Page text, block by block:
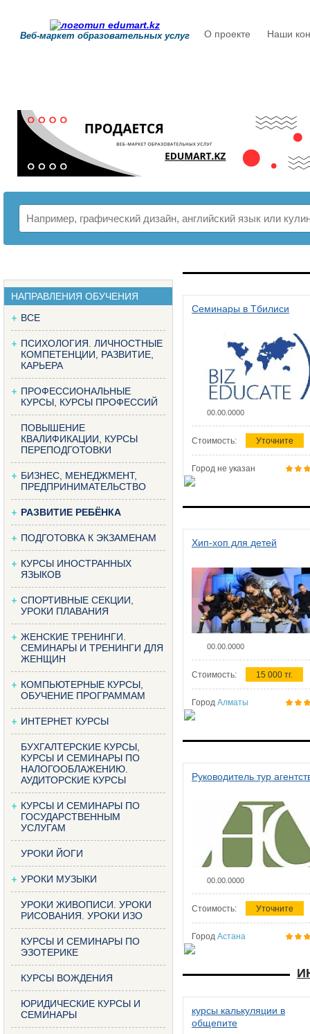
Веб-маркет образовательных услуг О проекте Наши
НАПРАВЛЕНИЯ ОБУЧЕНИЯ
ВСЕ
ПСИХОЛОГИЯ. ЛИЧНОСТНЫЕ
КОМПЕТЕНЦИИ, РАЗВИТИЕ,
КАРЬЕРА
ПРОФЕССИОНАЛЬНЫЕ
КУРСЫ, КУРСЫ ПРОФЕССИЙ
ПОВЫШЕНИЕ
КВАЛИФИКАЦИИ, КУРСЫ
ПЕРЕПОДГОТОВКИ
БИЗНЕС, МЕНЕДЖМЕНТ,
ПРЕДПРИНИМАТЕЛЬСТВО
РАЗВИТИЕ РЕБЁНКА
ПОДГОТОВКА К ЭКЗАМЕНАМ
КУРСЫ ИНОСТРАННЫХ
ЯЗЫКОВ
СПОРТИВНЫЕ СЕКЦИИ,
УРОКИ ПЛАВАНИЯ
ЖЕНСКИЕ ТРЕНИНГИ.
СЕМИНАРЫ И ТРЕНИНГИ ДЛЯ
ЖЕНЩИН
КОМПЬЮТЕРНЫЕ КУРСЫ,
ОБУЧЕНИЕ ПРОГРАММАМ
ИНТЕРНЕТ КУРСЫ
БУХГАЛТЕРСКИЕ КУРСЫ,
КУРСЫ И СЕМИНАРЫ ПО
НАЛОГООБЛАЖЕНИЮ.
АУДИТОРСКИЕ КУРСЫ
КУРСЫ И СЕМИНАРЫ ПО
ГОСУДАРСТВЕННЫМ
УСЛУГАМ
УРОКИ ЙОГИ
УРОКИ МУЗЫКИ
УРОКИ ЖИВОПИСИ. УРОКИ
РИСОВАНИЯ. УРОКИ ИЗО
КУРСЫ И СЕМИНАРЫ ПО
ЭЗОТЕРИКЕ
КУРСЫ ВОЖДЕНИЯ
ЮРИДИЧЕСКИЕ КУРСЫ И
СЕМИНАРЫ
Семинары в Тбилиси
00.00.0000
Стоимость: Уточните
Город не указан
Хип-хоп для детей
00.00.0000
Стоимость: 15 000 тг.
Город Алматы
Руководитель тур
00.00.0000
Стоимость: Уточните
Город Астана
курсы калькуляции в
общепите